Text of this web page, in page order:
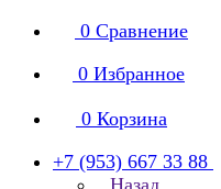
0 Сравнение
0 Избранное
0 Корзина
+7 (953) 667 33 88
Назад